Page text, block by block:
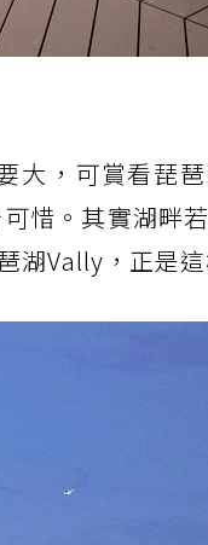
大，可賞看琵
惜。其實湖畔
湖Vally，正是這